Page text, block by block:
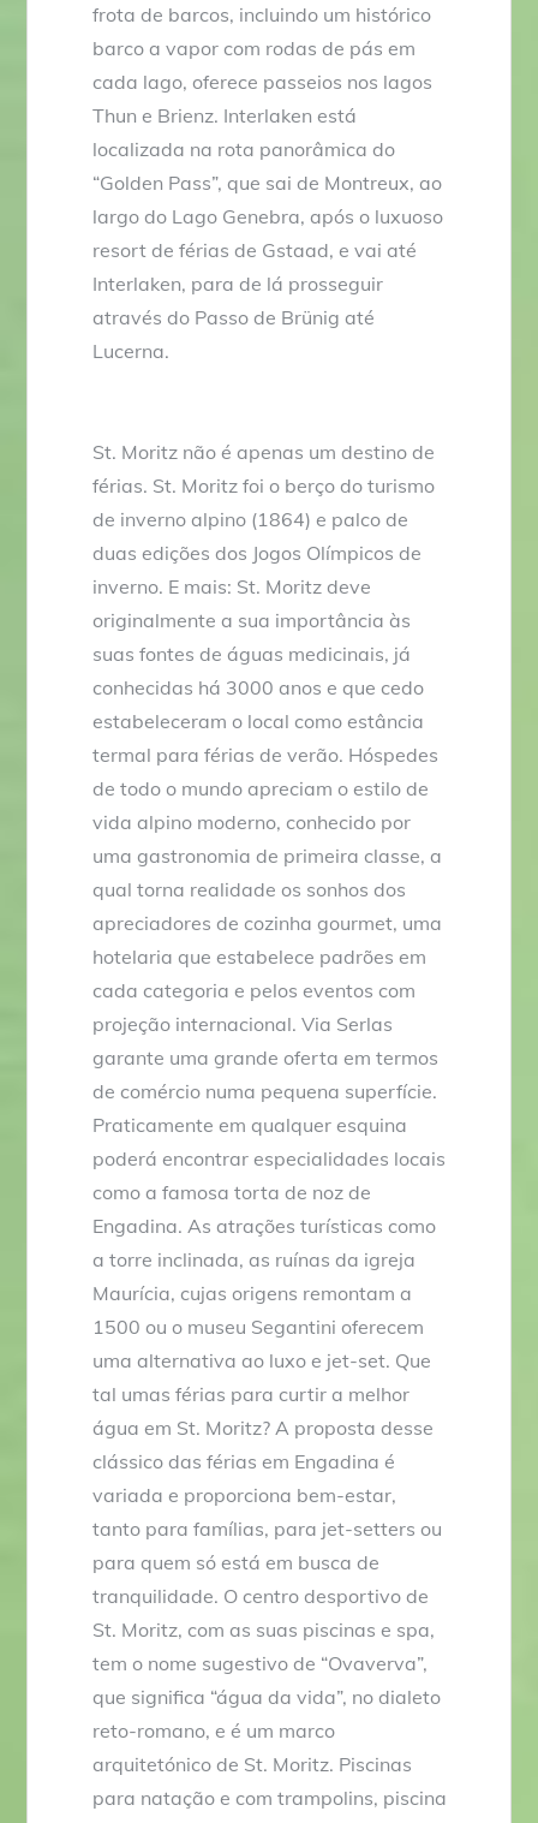
frota de barcos, incluindo um histórico
barco a vapor com rodas de pás em
cada lago, oferece passeios nos lagos
Thun e Brienz. Interlaken está
localizada na rota panorâmica do
“Golden Pass”, que sai de Montreux, ao
largo do Lago Genebra, após o luxuoso
resort de férias de Gstaad, e vai até
Interlaken, para de lá prosseguir
através do Passo de Brünig até
Lucerna.
St. Moritz não é apenas um destino de
férias. St. Moritz foi o berço do turismo
de inverno alpino (1864) e palco de
duas edições dos Jogos Olímpicos de
inverno. E mais: St. Moritz deve
originalmente a sua importância às
suas fontes de águas medicinais, já
conhecidas há 3000 anos e que cedo
estabeleceram o local como estância
termal para férias de verão. Hóspedes
de todo o mundo apreciam o estilo de
vida alpino moderno, conhecido por
uma gastronomia de primeira classe, a
qual torna realidade os sonhos dos
apreciadores de cozinha gourmet, uma
hotelaria que estabelece padrões em
cada categoria e pelos eventos com
projeção internacional. Via Serlas
garante uma grande oferta em termos
de comércio numa pequena superfície.
Praticamente em qualquer esquina
poderá encontrar especialidades locais
como a famosa torta de noz de
Engadina. As atrações turísticas como
a torre inclinada, as ruínas da igreja
Maurícia, cujas origens remontam a
1500 ou o museu Segantini oferecem
uma alternativa ao luxo e jet-set. Que
tal umas férias para curtir a melhor
água em St. Moritz? A proposta desse
clássico das férias em Engadina é
variada e proporciona bem-estar,
tanto para famílias, para jet-setters ou
para quem só está em busca de
tranquilidade. O centro desportivo de
St. Moritz, com as suas piscinas e spa,
tem o nome sugestivo de “Ovaverva”,
que significa “água da vida”, no dialeto
reto-romano, e é um marco
arquitetónico de St. Moritz. Piscinas
para natação e com trampolins, piscina